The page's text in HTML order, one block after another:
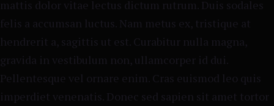
mattis dolor vitae lectus dictum rutrum. Duis sodales
felis a accumsan luctus. Nam metus ex, tristique at
hendrerit a, sagittis ut est. Curabitur nulla magna,
gravida in vestibulum non, ullamcorper id dui.
Pellentesque vel ornare enim. Cras euismod leo quis
imperdiet venenatis. Donec sed sapien sit amet tortor